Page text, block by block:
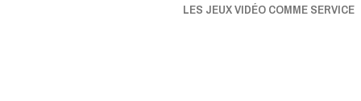
LES JEUX VIDÉO COMME SERVICE